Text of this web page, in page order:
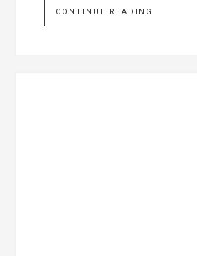
CONTINUE READING